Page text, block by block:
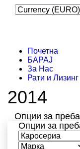
Почетна
БАРАЈ
За Нас
Рати и Лизинг
2014
Опции за
Опции за